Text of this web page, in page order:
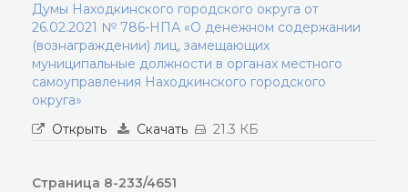
Думы Находкинского городского округа от
26.02.2021 № 786-НПА «О денежном содержании
(вознаграждении) лиц, замещающих
муниципальные должности в органах местного
самоуправления Находкинского городского
округа»
Открыть
Скачать 21.3 КБ
Страница 8-233/4651